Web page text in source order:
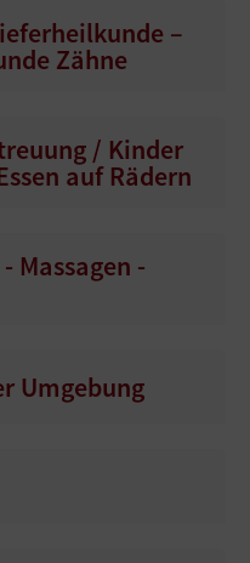
–
Zähne
/ Kinder
auf Rädern
Massagen -
Umgebung